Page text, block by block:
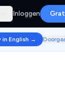
Inloggen
in English →